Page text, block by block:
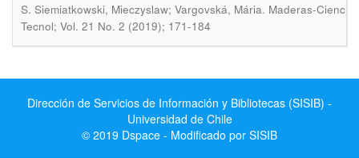
S. Siemiatkowski, Mieczyslaw; Vargovská, Mária. Maderas-Cienc
Tecnol; Vol. 21 No. 2 (2019); 171-184
Dirección de Servicios de Información y Bibliotecas (SISIB) -
Universidad de Chile
© 2019 Dspace - Modificado por SISIB